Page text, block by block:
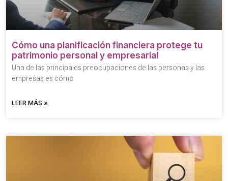
Cómo una planificación financiera protege tu
patrimonio personal y empresarial
Una de las principales preocupaciones de las personas y las
empresas es cómo
LEER MÁS »